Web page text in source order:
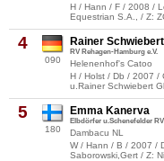
H / Hann / F / 2008 /
Equestrian S.A., / Z:
4
090
Rainer Schwiebert
RV Rehagen-Hamburg e.V.
Helenenhof's Catoo
H / Holst / Db / 2007 /
u.Rainer Schwiebert
5
180
Emma Kanerva
Elbdörfer u.Schenefelder RV
Dambacu NL
W / Hann / B / 2007 /
Saborowski,Gert / Z: